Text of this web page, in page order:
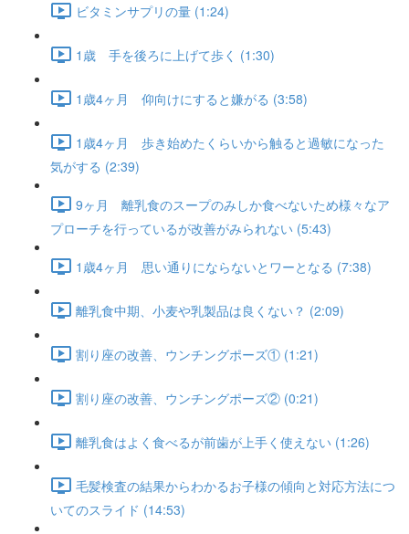
ビタミンサプリの量 (1:24)
1歳 手を後ろに上げて歩く (1:30)
1歳4ヶ月 仰向けにすると嫌がる (3:58)
1歳4ヶ月 歩き始めたくらいから触ると過敏になった
気がする (2:39)
9ヶ月 離乳食のスープのみしか食べないため様々なア
プローチを行っているが改善がみられない (5:43)
1歳4ヶ月 思い通りにならないとワーとなる (7:38)
離乳食中期、小麦や乳製品は良くない？ (2:09)
割り座の改善、ウンチングポーズ① (1:21)
割り座の改善、ウンチングポーズ② (0:21)
離乳食はよく食べるが前歯が上手く使えない (1:26)
毛髪検査の結果からわかるお子様の傾向と対応方法につ
いてのスライド (14:53)